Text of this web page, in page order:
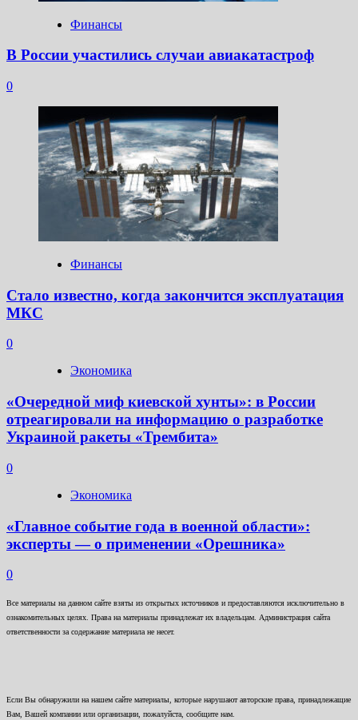
Финансы
В России участились случаи авиакатастроф
0
Финансы
Стало известно, когда закончится эксплуатация
МКС
0
Экономика
«Очередной миф киевской хунты»: в России
отреагировали на информацию о разработке
Украиной ракеты «Трембита»
0
Экономика
«Главное событие года в военной области»:
эксперты — о применении «Орешника»
0
Все материалы на данном сайте взяты из открытых источников и предоставляются исключительно в
ознакомительных целях. Права на материалы принадлежат их владельцам. Администрация сайта
ответственности за содержание материала не несет.
Если Вы обнаружили на нашем сайте материалы, которые нарушают авторские права, принадлежащие
Вам, Вашей компании или организации, пожалуйста, сообщите нам.